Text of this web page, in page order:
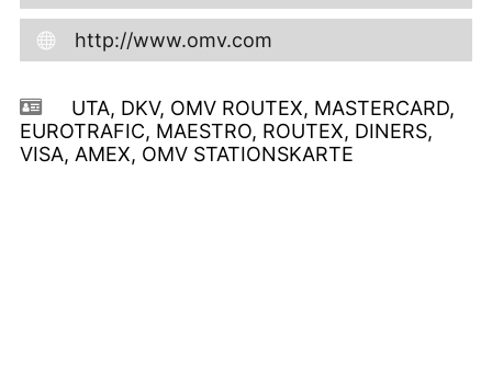
http://www.omv.com
UTA, DKV, OMV ROUTEX, MASTERCARD,
EUROTRAFIC, MAESTRO, ROUTEX, DINERS,
VISA, AMEX, OMV STATIONSKARTE